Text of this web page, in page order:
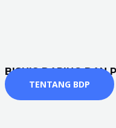
BISNIS DARING DAN
TENTANG BDP